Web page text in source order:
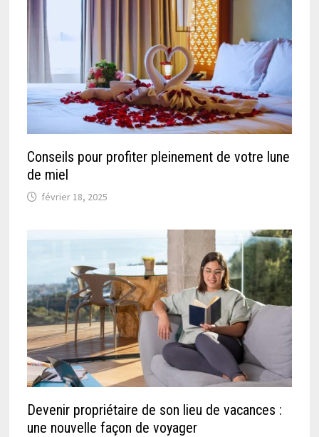
Conseils pour profiter pleinement de votre lune
de miel
février 18, 2025
Devenir propriétaire de son lieu de vacances :
une nouvelle façon de voyager